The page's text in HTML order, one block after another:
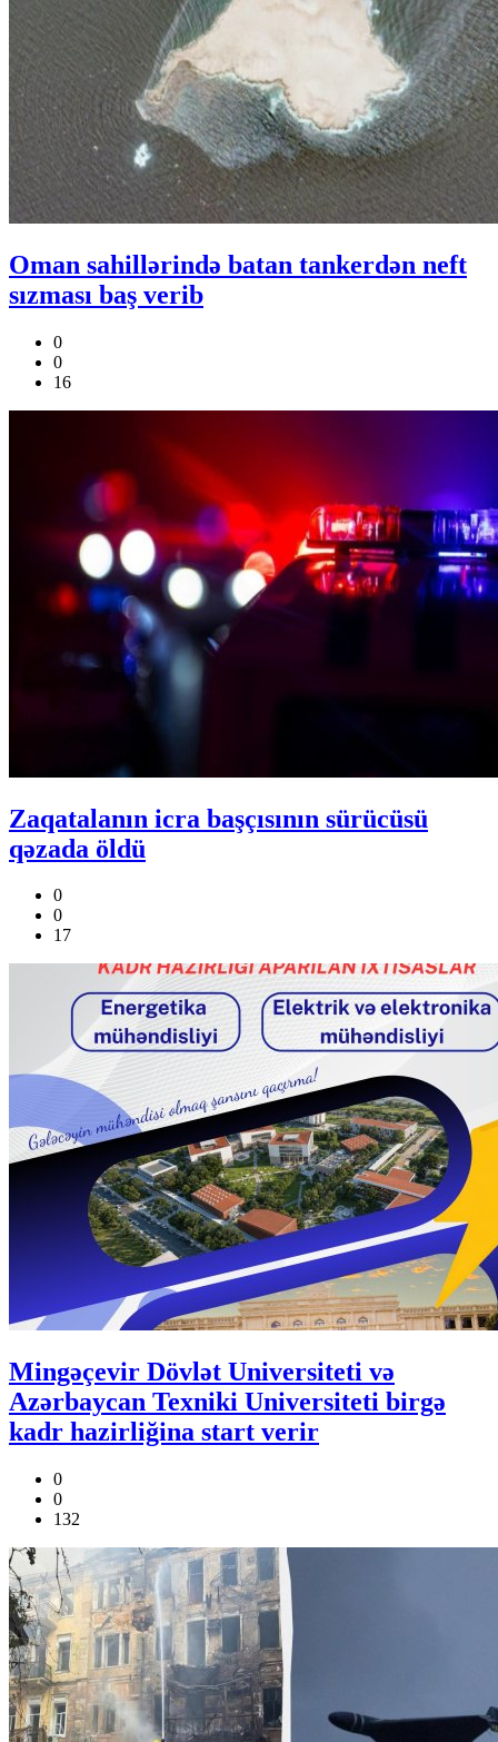
Oman sahillərində batan tankerdən neft
sızması baş verib
0
0
16
Zaqatalanın icra başçısının sürücüsü
qəzada öldü
0
0
17
Mingəçevir Dövlət Universiteti və
Azərbaycan Texniki Universiteti birgə
kadr hazirliğina start verir
0
0
132